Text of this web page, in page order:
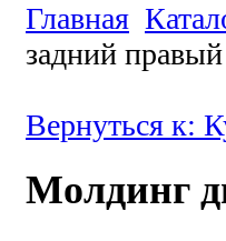
Главная
задний правый
Вернуться к:
Молдинг